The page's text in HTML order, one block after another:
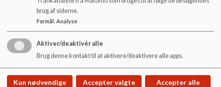
brug af siderne.
Formål: Analyse
Aktiver/deaktivér alle
Brug denne kontakt til at aktivere/deaktivere alle apps.
Kun nødvendige Accepter valgte Accepter alle